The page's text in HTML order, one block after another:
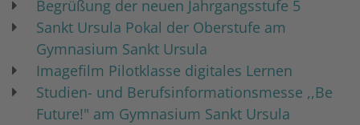
Begrüßung der neuen Jahrgangsstufe 5
Sankt Ursula Pokal der Oberstufe am
Gymnasium Sankt Ursula
Imagefilm Pilotklasse digitales Lernen
Studien- und Berufsinformationsmesse ,,Be
Future!" am Gymnasium Sankt Ursula